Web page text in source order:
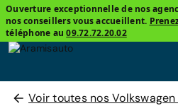
Ouverture exceptionnelle de nos
nos conseillers vous accueillent.
téléphone au09.72.72.20.02
Voir toutes nos Volkswagen